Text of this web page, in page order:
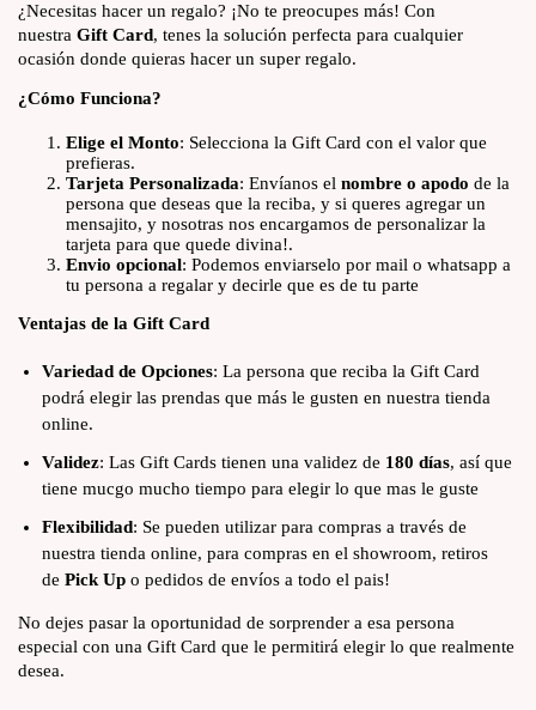
¿Necesitas hacer un regalo? ¡No te preocupes más! Con
nuestra Gift Card, tenes la solución perfecta para cualquier
ocasión donde quieras hacer un super regalo.
¿Cómo Funciona?
Elige el Monto: Selecciona la Gift Card con el valor que
prefieras.
Tarjeta Personalizada: Envíanos el nombre o apodo de la
persona que deseas que la reciba, y si queres agregar un
mensajito, y nosotras nos encargamos de personalizar la
tarjeta para que quede divina!.
Envio opcional: Podemos enviarselo por mail o whatsapp a
tu persona a regalar y decirle que es de tu parte
Ventajas de la Gift Card
Variedad de Opciones: La persona que reciba la Gift Card
podrá elegir las prendas que más le gusten en nuestra tienda
online.
Validez: Las Gift Cards tienen una validez de 180 días, así que
tiene mucgo mucho tiempo para elegir lo que mas le guste
Flexibilidad: Se pueden utilizar para compras a través de
nuestra tienda online, para compras en el showroom, retiros
de Pick Up o pedidos de envíos a todo el pais!
No dejes pasar la oportunidad de sorprender a esa persona
especial con una Gift Card que le permitirá elegir lo que realmente
desea.